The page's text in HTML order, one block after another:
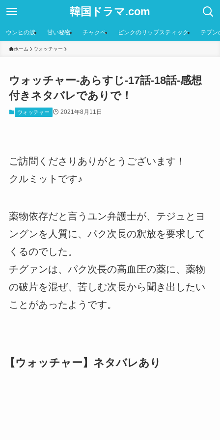
韓国ドラマ.com
ウンヒの涙 甘い秘密 チャクペ ピンクのリップスティック テプン
ホーム ウォッチャー
ウォッチャー-あらすじ-17話-18話-感想
付きネタバレでありで！
ウォッチャー 2021年8月11日
ご訪問くださりありがとうございます！
クルミットです♪
薬物依存だと言うユン弁護士が、テジュとヨ
ングンを人質に、パク次長の釈放を要求して
くるのでした。
チグァンは、パク次長の高血圧の薬に、薬物
の破片を混ぜ、苦しむ次長から聞き出したい
ことがあったようです。
【ウォッチャー】ネタバレあり